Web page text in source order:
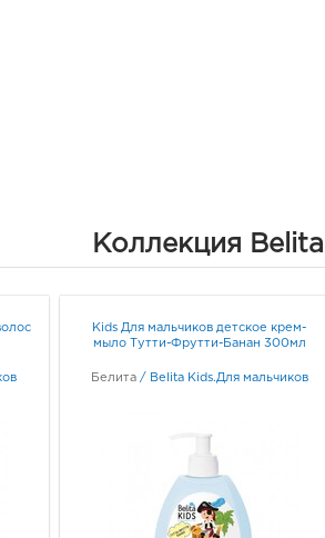
Коллекция
Kids Для мальчиков детское крем-
мыло Тутти-Фрутти-Банан 300мл
Белита / Belita Kids.Для мальчиков